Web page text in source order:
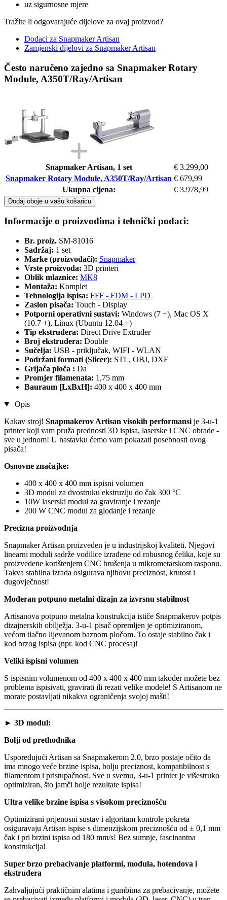
uz sigurnosne mjere
Tražite li odgovarajuće dijelove za ovaj proizvod?
Dodaci za Snapmaker Artisan
Zamjenski dijelovi za Snapmaker Artisan
Često naručeno zajedno sa Snapmaker Rotary
Module, A350T/Ray/Artisan
Snapmaker Artisan, 1 set
€ 3.299,00
Snapmaker Rotary Module, A350T/Ray/Artisan € 679,99
Ukupna cijena:
€ 3.978,99
Dodaj oboje u vašu košaricu
Informacije o proizvodima i tehnički podaci:
Br. proiz. SM-81016
Sadržaj: 1 set
Marke (proizvođači): Snapmaker
Vrste proizvoda: 3D printeri
Oblik mlaznice: MK8
Montaža: Komplet
Tehnologija ispisa: FFF - FDM - LPD
Zaslon pisača: Touch - Display
Potporni operativni sustavi: Windows (7 +), Mac OS X
(10.7 +), Linux (Ubuntu 12.04 +)
Tip ekstrudera: Direct Drive Extruder
Broj ekstrudera: Double
Sučelja: USB - priključak, WIFI - WLAN
Podržani formati (Slicer): STL, OBJ, DXF
Grijača ploča : Da
Promjer filamenata: 1,75 mm
Bauraum [LxBxH]: 400 x 400 x 400 mm
Opis
Kakav stroj! Snapmakerov Artisan visokih performansi je 3-u-1
printer koji vam pruža prednosti 3D ispisa, laserske i CNC obrade -
sve u jednom! U nastavku ćemo vam pokazati posebnosti ovog
pisača!
Osnovne značajke:
400 x 400 x 400 mm ispisni volumen
3D modul za dvostruku ekstruziju do čak 300 °C
10W laserski modul za graviranje i rezanje
200 W CNC modul za glodanje i rezanje
Precizna proizvodnja
Snapmaker Artisan proizveden je u industrijskoj kvaliteti. Njegovi
linearni moduli sadrže vodilice izrađene od robusnog čelika, koje su
proizvedene korištenjem CNC brušenja u mikrometarskom rasponu.
Takva stabilna izrada osigurava njihovu preciznost, krutost i
dugovječnost!
Moderan potpuno metalni dizajn za izvrsnu stabilnost
Artisanova potpuno metalna konstrukcija ističe Snapmakerov potpis
dizajnerskih obilježja. 3-u-1 pisač opremljen je optimiziranom,
većom tlačno lijevanom baznom pločom. To ostaje stabilno čak i
kod brzog ispisa (npr. kod CNC procesa)!
Veliki ispisni volumen
S ispisnim volumenom od 400 x 400 x 400 mm također možete bez
problema ispisivati, gravirati ili rezati velike modele! S Artisanom ne
morate postavljati nikakva ograničenja svojoj mašti!
► 3D modul:
Bolji od prethodnika
Uspoređujući Artisan sa Snapmakerom 2.0, brzo postaje očito da
ima mnogo veće brzine ispisa, bolju preciznost, kompatibilnost s
filamentom i pristupačnost. Sve u svemu, 3-u-1 printer je višestruko
optimiziran, što jamči bolje rezultate ispisa!
Ultra velike brzine ispisa s visokom preciznošću
Optimizirani prijenosni sustav i algoritam kontrole pokreta
osiguravaju Artisan ispise s dimenzijskom preciznošću od ± 0,1 mm
čak i pri brzini ispisa od 180 mm/s! Bez sumnje, fascinantna
konstrukcija!
Super brzo prebacivanje platformi, modula, hotendova i
ekstrudera
Zahvaljujući praktičnim alatima i gumbima za prebacivanje, možete